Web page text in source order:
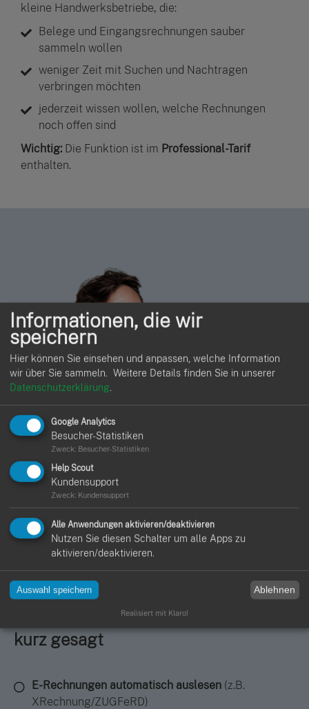
kleine Handwerksbetriebe, die:
Belege und Eingangsrechnungen sauber
sammeln wollen
weniger Zeit mit Suchen und Nachtragen
verbringen möchten
jederzeit wissen wollen, welche Rechnungen
noch offen sind
Wichtig: Die Funktion ist im Professional-Tarif
enthalten.
Rechnungseingang mit Hawepro -
kurz gesagt
E-Rechnungen automatisch auslesen (z.B.
XRechnung/ZUGFeRD)
Informationen, die wir
speichern
Hier können Sie einsehen und anpassen, welche Information
wir über Sie sammeln. Weitere Details finden Sie in unserer
Datenschutzerklärung.
Google Analytics
Besucher-Statistiken
Zweck: Besucher-Statistiken
Help Scout
Kundensupport
Zweck: Kundensupport
Alle Anwendungen aktivieren/deaktivieren
Nutzen Sie diesen Schalter um alle Apps zu
aktivieren/deaktivieren.
Auswahl speichern Ablehnen
Realisiert mit Klaro!